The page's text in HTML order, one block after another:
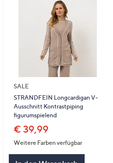
SALE
STRANDFEIN Longcardigan V-
Ausschnitt Kontrastpiping
figurumspielend
€ 39,99
Weitere Farben verfügbar